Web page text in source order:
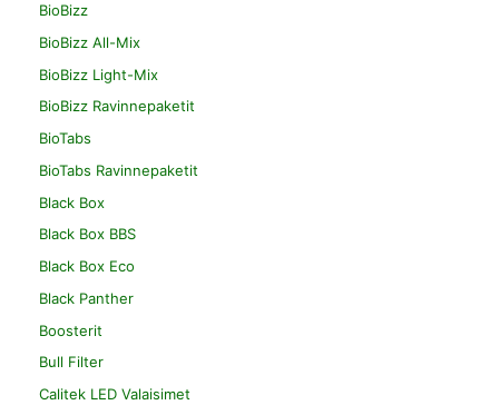
BioBizz
BioBizz All-Mix
BioBizz Light-Mix
BioBizz Ravinnepaketit
BioTabs
BioTabs Ravinnepaketit
Black Box
Black Box BBS
Black Box Eco
Black Panther
Boosterit
Bull Filter
Calitek LED Valaisimet